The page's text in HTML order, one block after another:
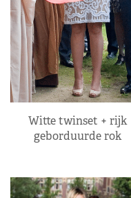
Witte twinset + rijk
geborduurde rok